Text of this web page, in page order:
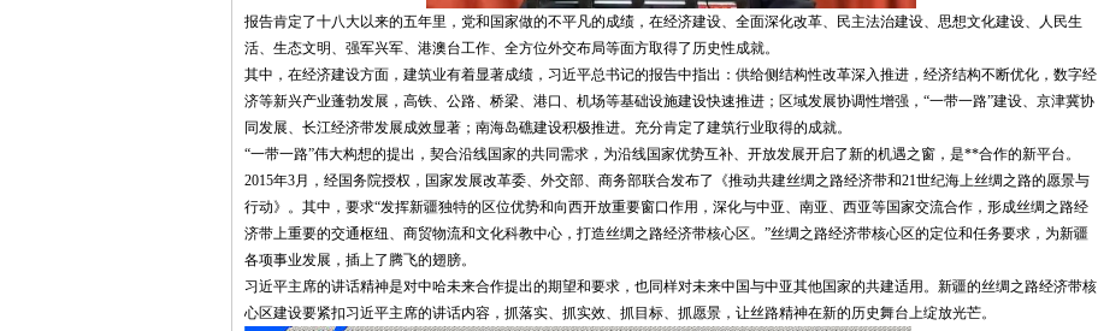
报告肯定了十八大以来的五年里，党和国家做的不平凡的成绩，在经济建设、全面深化改革、民主法治建设、思想文化建设、人民生
活、生态文明、强军兴军、港澳台工作、全方位外交布局等面方取得了历史性成就。
其中，在经济建设方面，建筑业有着显著成绩，习近平总书记的报告中指出：供给侧结构性改革深入推进，经济结构不断优化，数字经
济等新兴产业蓬勃发展，高铁、公路、桥梁、港口、机场等基础设施建设快速推进；区域发展协调性增强，“一带一路”建设、京津冀协
同发展、长江经济带发展成效显著；南海岛礁建设积极推进。充分肯定了建筑行业取得的成就。
“一带一路”伟大构想的提出，契合沿线国家的共同需求，为沿线国家优势互补、开放发展开启了新的机遇之窗，是**合作的新平台。
2015年3月，经国务院授权，国家发展改革委、外交部、商务部联合发布了《推动共建丝绸之路经济带和21世纪海上丝绸之路的愿景与
行动》。其中，要求“发挥新疆独特的区位优势和向西开放重要窗口作用，深化与中亚、南亚、西亚等国家交流合作，形成丝绸之路经
济带上重要的交通枢纽、商贸物流和文化科教中心，打造丝绸之路经济带核心区。”丝绸之路经济带核心区的定位和任务要求，为新疆
各项事业发展，插上了腾飞的翅膀。
习近平主席的讲话精神是对中哈未来合作提出的期望和要求，也同样对未来中国与中亚其他国家的共建适用。新疆的丝绸之路经济带核
心区建设要紧扣习近平主席的讲话内容，抓落实、抓实效、抓目标、抓愿景，让丝路精神在新的历史舞台上绽放光芒。